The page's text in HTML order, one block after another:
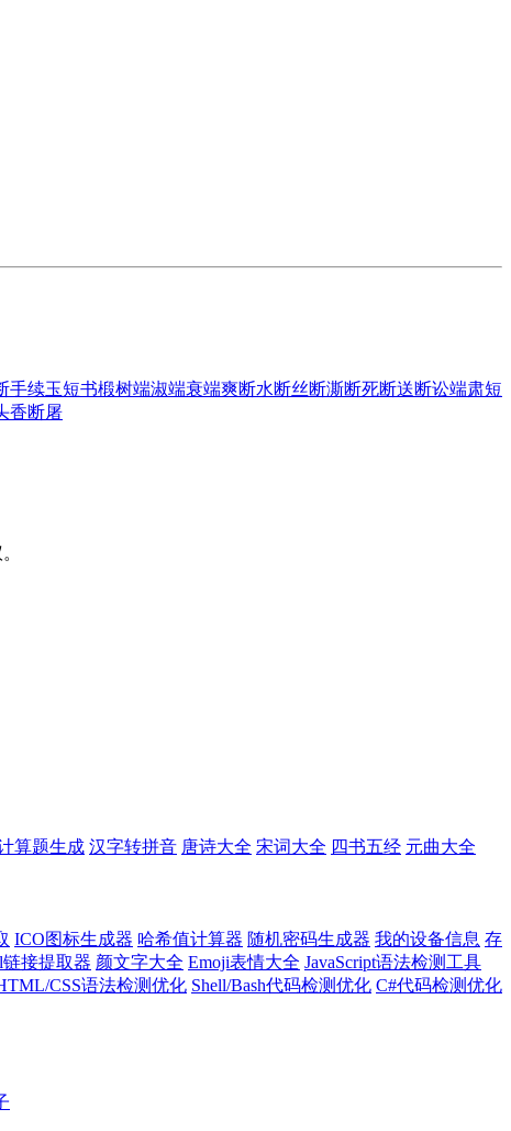
手续玉短书椴树端淑端衰端爽断水断丝断澌断死断送断讼端肃短
香断屠
算题生成 汉字转拼音 唐诗大全 宋词大全 四书五经 元曲大全
ICO图标生成器 哈希值计算器 随机密码生成器 我的设备信息 存
链接提取器 颜文字大全 Emoji表情大全 JavaScript语法检测工具
CSS语法检测优化 Shell/Bash代码检测优化 C#代码检测优化